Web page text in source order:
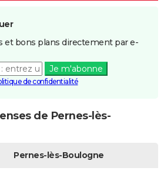
et bons plans directement par e-
Je m'abonne
de confidentialité
de Pernes-lès-
Pernes-lès-Boulogne